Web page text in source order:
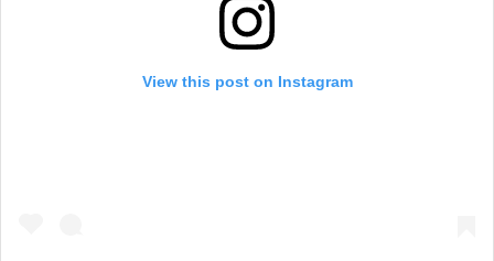
View this post on Instagram